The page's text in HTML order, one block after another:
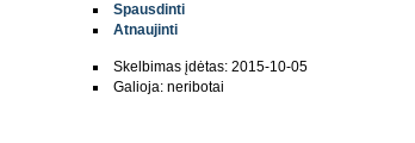
Spausdinti
Atnaujinti
Skelbimas įdėtas: 2015-10-05
Galioja: neribotai